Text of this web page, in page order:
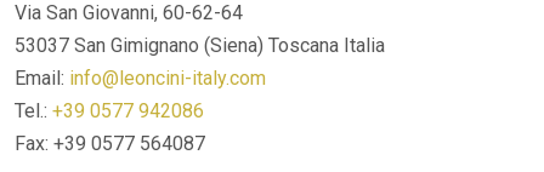
Via San Giovanni, 60-62-64
53037 San Gimignano (Siena) Toscana Italia
Email: info@leoncini-italy.com
Tel.: +39 0577 942086
Fax: +39 0577 564087